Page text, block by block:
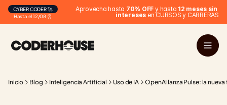
Hasta el 12/08 ⏰
CYBER CODER 🚀 Aprovecha hasta 70% OFF y hasta 12 meses sin
intereses en CURSOS y CARRERAS
Inicio Blog Inteligencia Artificial Uso de IA OpenAI lanza Pulse: la